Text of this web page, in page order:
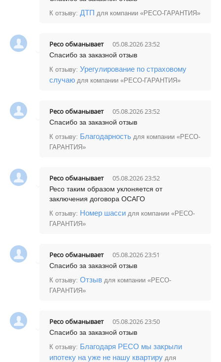
К отзыву: ДТП для компании «РЕСО-ГАРАНТИЯ»
Ресо обманываeт 05.08.2026 23:52
Спасибо за заказной отзыв
К отзыву: Урегулирование по страховому
случаю для компании «РЕСО-ГАРАНТИЯ»
Ресо обманываeт 05.08.2026 23:52
Спасибо за заказной отзыв
К отзыву: Благодарность для компании «РЕСО-
ГАРАНТИЯ»
Ресо обманываeт 05.08.2026 23:52
Ресо таким образом уклоняется от
заключения договора ОСАГО
К отзыву: Номер шасси для компании «РЕСО-
ГАРАНТИЯ»
Ресо обманываeт 05.08.2026 23:51
Спасибо за заказной отзыв
К отзыву: Отзыв для компании «РЕСО-
ГАРАНТИЯ»
Ресо обманываeт 05.08.2026 23:50
Спасибо за заказной отзыв
К отзыву: Благодаря РЕСО мы закрыли
ипотеку на уже не нашу квартиру для